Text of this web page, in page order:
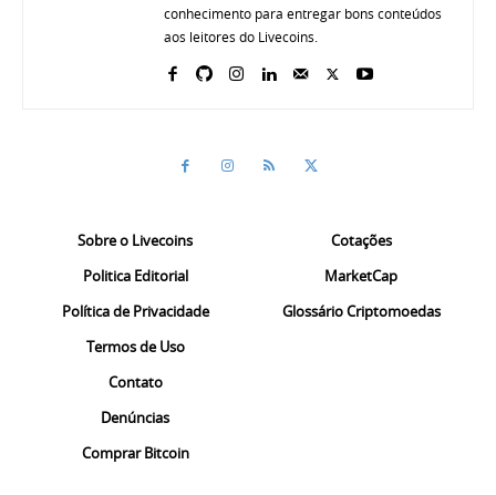
conhecimento para entregar bons conteúdos
aos leitores do Livecoins.
Sobre o Livecoins
Politica Editorial
Política de Privacidade
Termos de Uso
Contato
Denúncias
Comprar Bitcoin
Cotações
MarketCap
Glossário Criptomoedas